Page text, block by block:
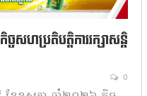
ច្ចសហប្រតិបត្តិការរក្សាសន្តិ
0